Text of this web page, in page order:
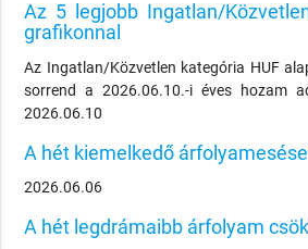
Az 5 legjobb Ingatlan/
grafikonnal
Az Ingatlan/Közvetlen kategória HUF
sorrend a 2026.06.10.-i éves hozam
2026.06.10
A hét kiemelkedő
2026.06.06
A hét legdrámaibb árfolyam